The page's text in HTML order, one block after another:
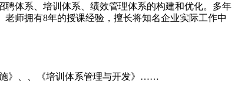
体系、培训体系、绩效管理体系的构建和优化。多年
师拥有8年的授课经验，擅长将知名企业实际工作中
施》、、《培训体系管理与开发》……